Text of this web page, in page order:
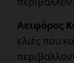
Αειφόρος
ελιές που